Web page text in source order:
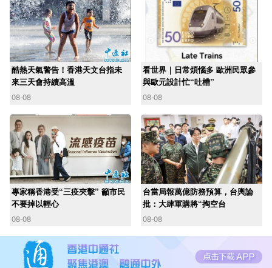
酷熱天氣警告！香港天文台指未
來三天會持續高溫
08-08
看世界｜日常煩惱多 歐洲民眾參
與歐元設計忙“吐槽”
08-08
專家稱香港受“三疫夾擊” 籲市民
不要掉以輕心
08-08
台當局報萬億防務預算，台輿論
批：大肆軍購將“掏空台
08-08